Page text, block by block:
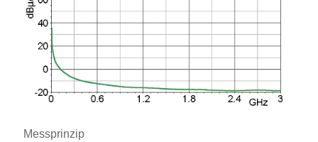
Messprinzip